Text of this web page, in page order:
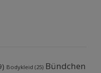
Bodykleid (25) Bündchen